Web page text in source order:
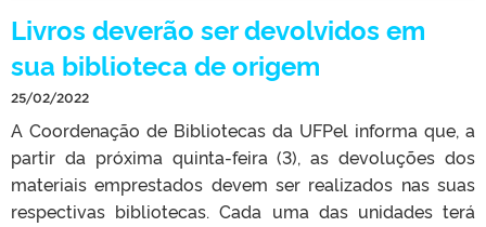
Livros deverão ser devolvidos em
sua biblioteca de origem
25/02/2022
A Coordenação de Bibliotecas da UFPel informa que, a
partir da próxima quinta-feira (3), as devoluções dos
materiais emprestados devem ser realizados nas suas
respectivas bibliotecas. Cada uma das unidades terá